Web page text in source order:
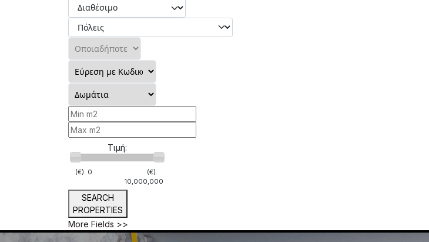
Τιμή:
(€). 0
(€).
10,000,000
SEARCH
PROPERTIES
More Fields >>